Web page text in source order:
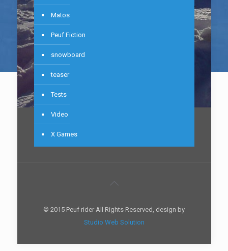
Matos
Peuf Fiction
snowboard
teaser
Tests
Video
X Games
© 2015 Peuf rider All Rights Reserved, design by
Studio Web Solution